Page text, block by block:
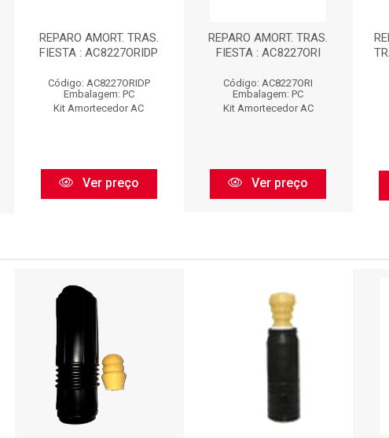
REPARO AMORT. TRAS.
FIESTA : AC8227ORIDP
Código: AC8227ORIDP
Embalagem: PC
Kit Amortecedor AC
Ver preço
REPARO AMORT. TRAS.
FIESTA : AC8227ORI
Código: AC8227ORI
Embalagem: PC
Kit Amortecedor AC
Ver preço